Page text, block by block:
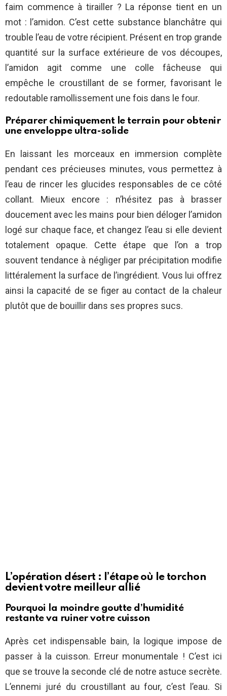
faim commence à tirailler ? La réponse tient en un
mot : l’amidon. C’est cette substance blanchâtre qui
trouble l’eau de votre récipient. Présent en trop grande
quantité sur la surface extérieure de vos découpes,
l’amidon agit comme une colle fâcheuse qui
empêche le croustillant de se former, favorisant le
redoutable ramollissement une fois dans le four.
Préparer chimiquement le terrain pour obtenir
une enveloppe ultra-solide
En laissant les morceaux en immersion complète
pendant ces précieuses minutes, vous permettez à
l’eau de rincer les glucides responsables de ce côté
collant. Mieux encore : n’hésitez pas à brasser
doucement avec les mains pour bien déloger l’amidon
logé sur chaque face, et changez l’eau si elle devient
totalement opaque. Cette étape que l’on a trop
souvent tendance à négliger par précipitation modifie
littéralement la surface de l’ingrédient. Vous lui offrez
ainsi la capacité de se figer au contact de la chaleur
plutôt que de bouillir dans ses propres sucs.
L’opération désert : l’étape où le torchon
devient votre meilleur allié
Pourquoi la moindre goutte d’humidité
restante va ruiner votre cuisson
Après cet indispensable bain, la logique impose de
passer à la cuisson. Erreur monumentale ! C’est ici
que se trouve la seconde clé de notre astuce secrète.
L’ennemi juré du croustillant au four, c’est l’eau. Si